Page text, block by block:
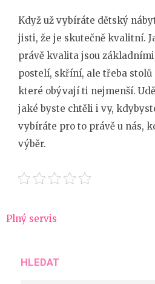
Když už vybíráte dětský
jisti, že je skutečně kvalitní.
právě kvalita jsou
postelí, skříní, ale třeba
které obývají ti nejmenší.
jaké byste chtěli i vy,
vybíráte pro to právě u nás,
výběr.
Navigace
Plný servis
HLEDAT